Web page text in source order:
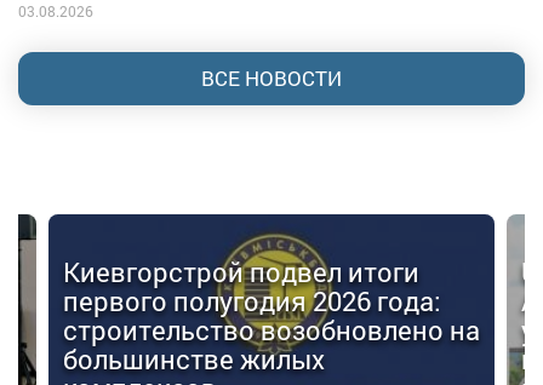
03.08.2026
ВСЕ НОВОСТИ
Киевгорстрой подвел итоги
первого полугодия 2026 года:
строительство возобновлено на
большинстве жилых